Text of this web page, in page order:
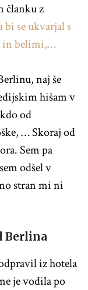
članku z
bi se ukvarjal s
in belimi,…
naj še
hišam v
od
… Skoraj od
Sem pa
odšel v
stran mi ni
Berlina
iz hotela
je vodila po